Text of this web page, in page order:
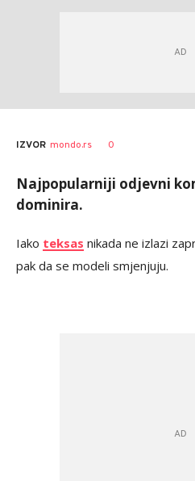
AUTOR Elle
IZVOR mondo.rs 0
Najpopularniji odjevni
dominira.
Iako teksas nikada ne izlazi
pak da se modeli smjenjuju.